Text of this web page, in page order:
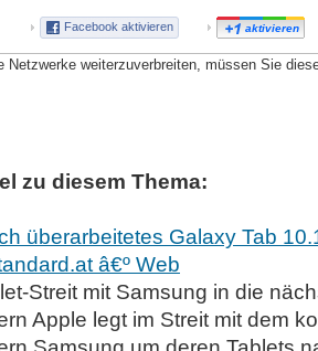
Facebook aktivieren aktivieren
Netzwerke weiterzuverbreiten, müssen Sie
zu diesem Thema:
überarbeitetes Galaxy Tab
â€º Web
Streit mit Samsung in die
Apple legt im Streit mit dem